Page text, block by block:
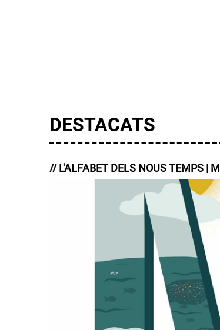
DESTACATS
// L'ALFABET DELS NOUS TEMPS | M